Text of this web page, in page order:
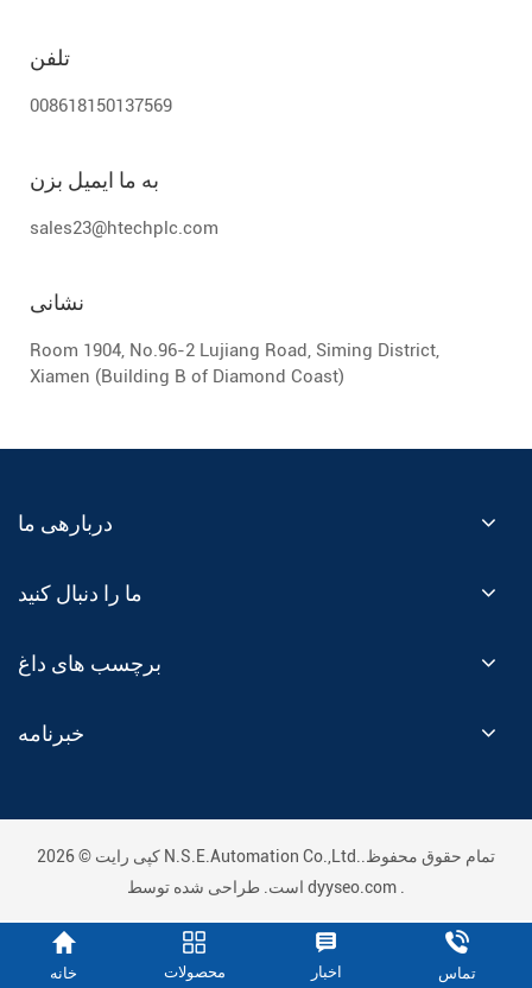
تلفن
008618150137569
به ما ایمیل بزن
sales23@htechplc.com
نشانی
Room 1904, No.96-2 Lujiang Road, Siming District,
Xiamen (Building B of Diamond Coast)
دربارهی ما
ما را دنبال کنید
برچسب های داغ
خبرنامه
کپی رایت © 2026 N.S.E.Automation Co.,Ltd..تمام حقوق محفوظ
dyyseo.com
خانه محصولات اخبار تماس